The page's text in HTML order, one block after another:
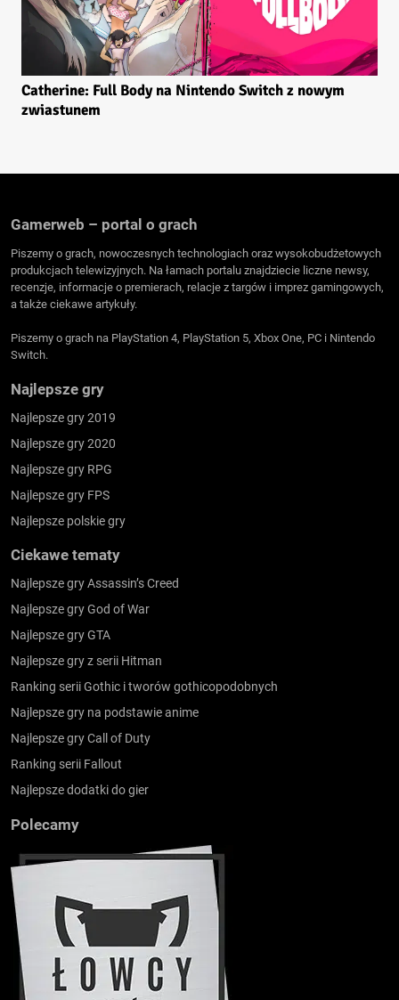
Catherine: Full Body na Nintendo Switch z nowym
zwiastunem
Gamerweb – portal o grach
Piszemy o grach, nowoczesnych technologiach oraz wysokobudżetowych
produkcjach telewizyjnych. Na łamach portalu znajdziecie liczne newsy,
recenzje, informacje o premierach, relacje z targów i imprez gamingowych,
a także ciekawe artykuły.
Piszemy o grach na PlayStation 4, PlayStation 5, Xbox One, PC i Nintendo
Switch.
Najlepsze gry
Najlepsze gry 2019
Najlepsze gry 2020
Najlepsze gry RPG
Najlepsze gry FPS
Najlepsze polskie gry
Ciekawe tematy
Najlepsze gry Assassin’s Creed
Najlepsze gry God of War
Najlepsze gry GTA
Najlepsze gry z serii Hitman
Ranking serii Gothic i tworów gothicopodobnych
Najlepsze gry na podstawie anime
Najlepsze gry Call of Duty
Ranking serii Fallout
Najlepsze dodatki do gier
Polecamy